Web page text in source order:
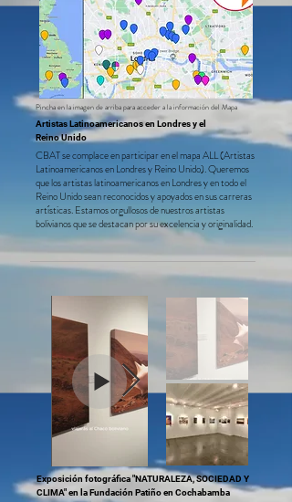
Pincha en la imagen de arriba para acceder a la información del Mapa
Artistas Latinoamericanos en Londres y el
Reino Unido
CBAT se complace en participar en el mapa ALL (Artistas
Latinoamericanos en Londres y Reino Unido). Queremos
que los artistas latinoamericanos en Londres y en todo el
Reino Unido sean reconocidos y apoyados en sus carreras
artísticas. Estamos orgullosos de nuestros artistas
bolivianos que se destacan por su excelencia y originalidad.
Exposición fotográfica "NATURALEZA, SOCIEDAD Y
CLIMA" en la Fundación Patiño en Cochabamba